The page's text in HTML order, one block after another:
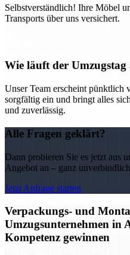
Selbstverständlich! Ihre Möbel
Transports über uns versichert.
Wie läuft der Umzugstag
Unser Team erscheint pünktlich
sorgfältig ein und bringt alles
und zuverlässig.
Alle Fragen geklärt?
Dann probieren Sie es jetzt aus
Angebot an – ganz
Jetzt Anfrage starten
Verpackungs- und
Umzugsunternehmen in
Kompetenz gewinnen